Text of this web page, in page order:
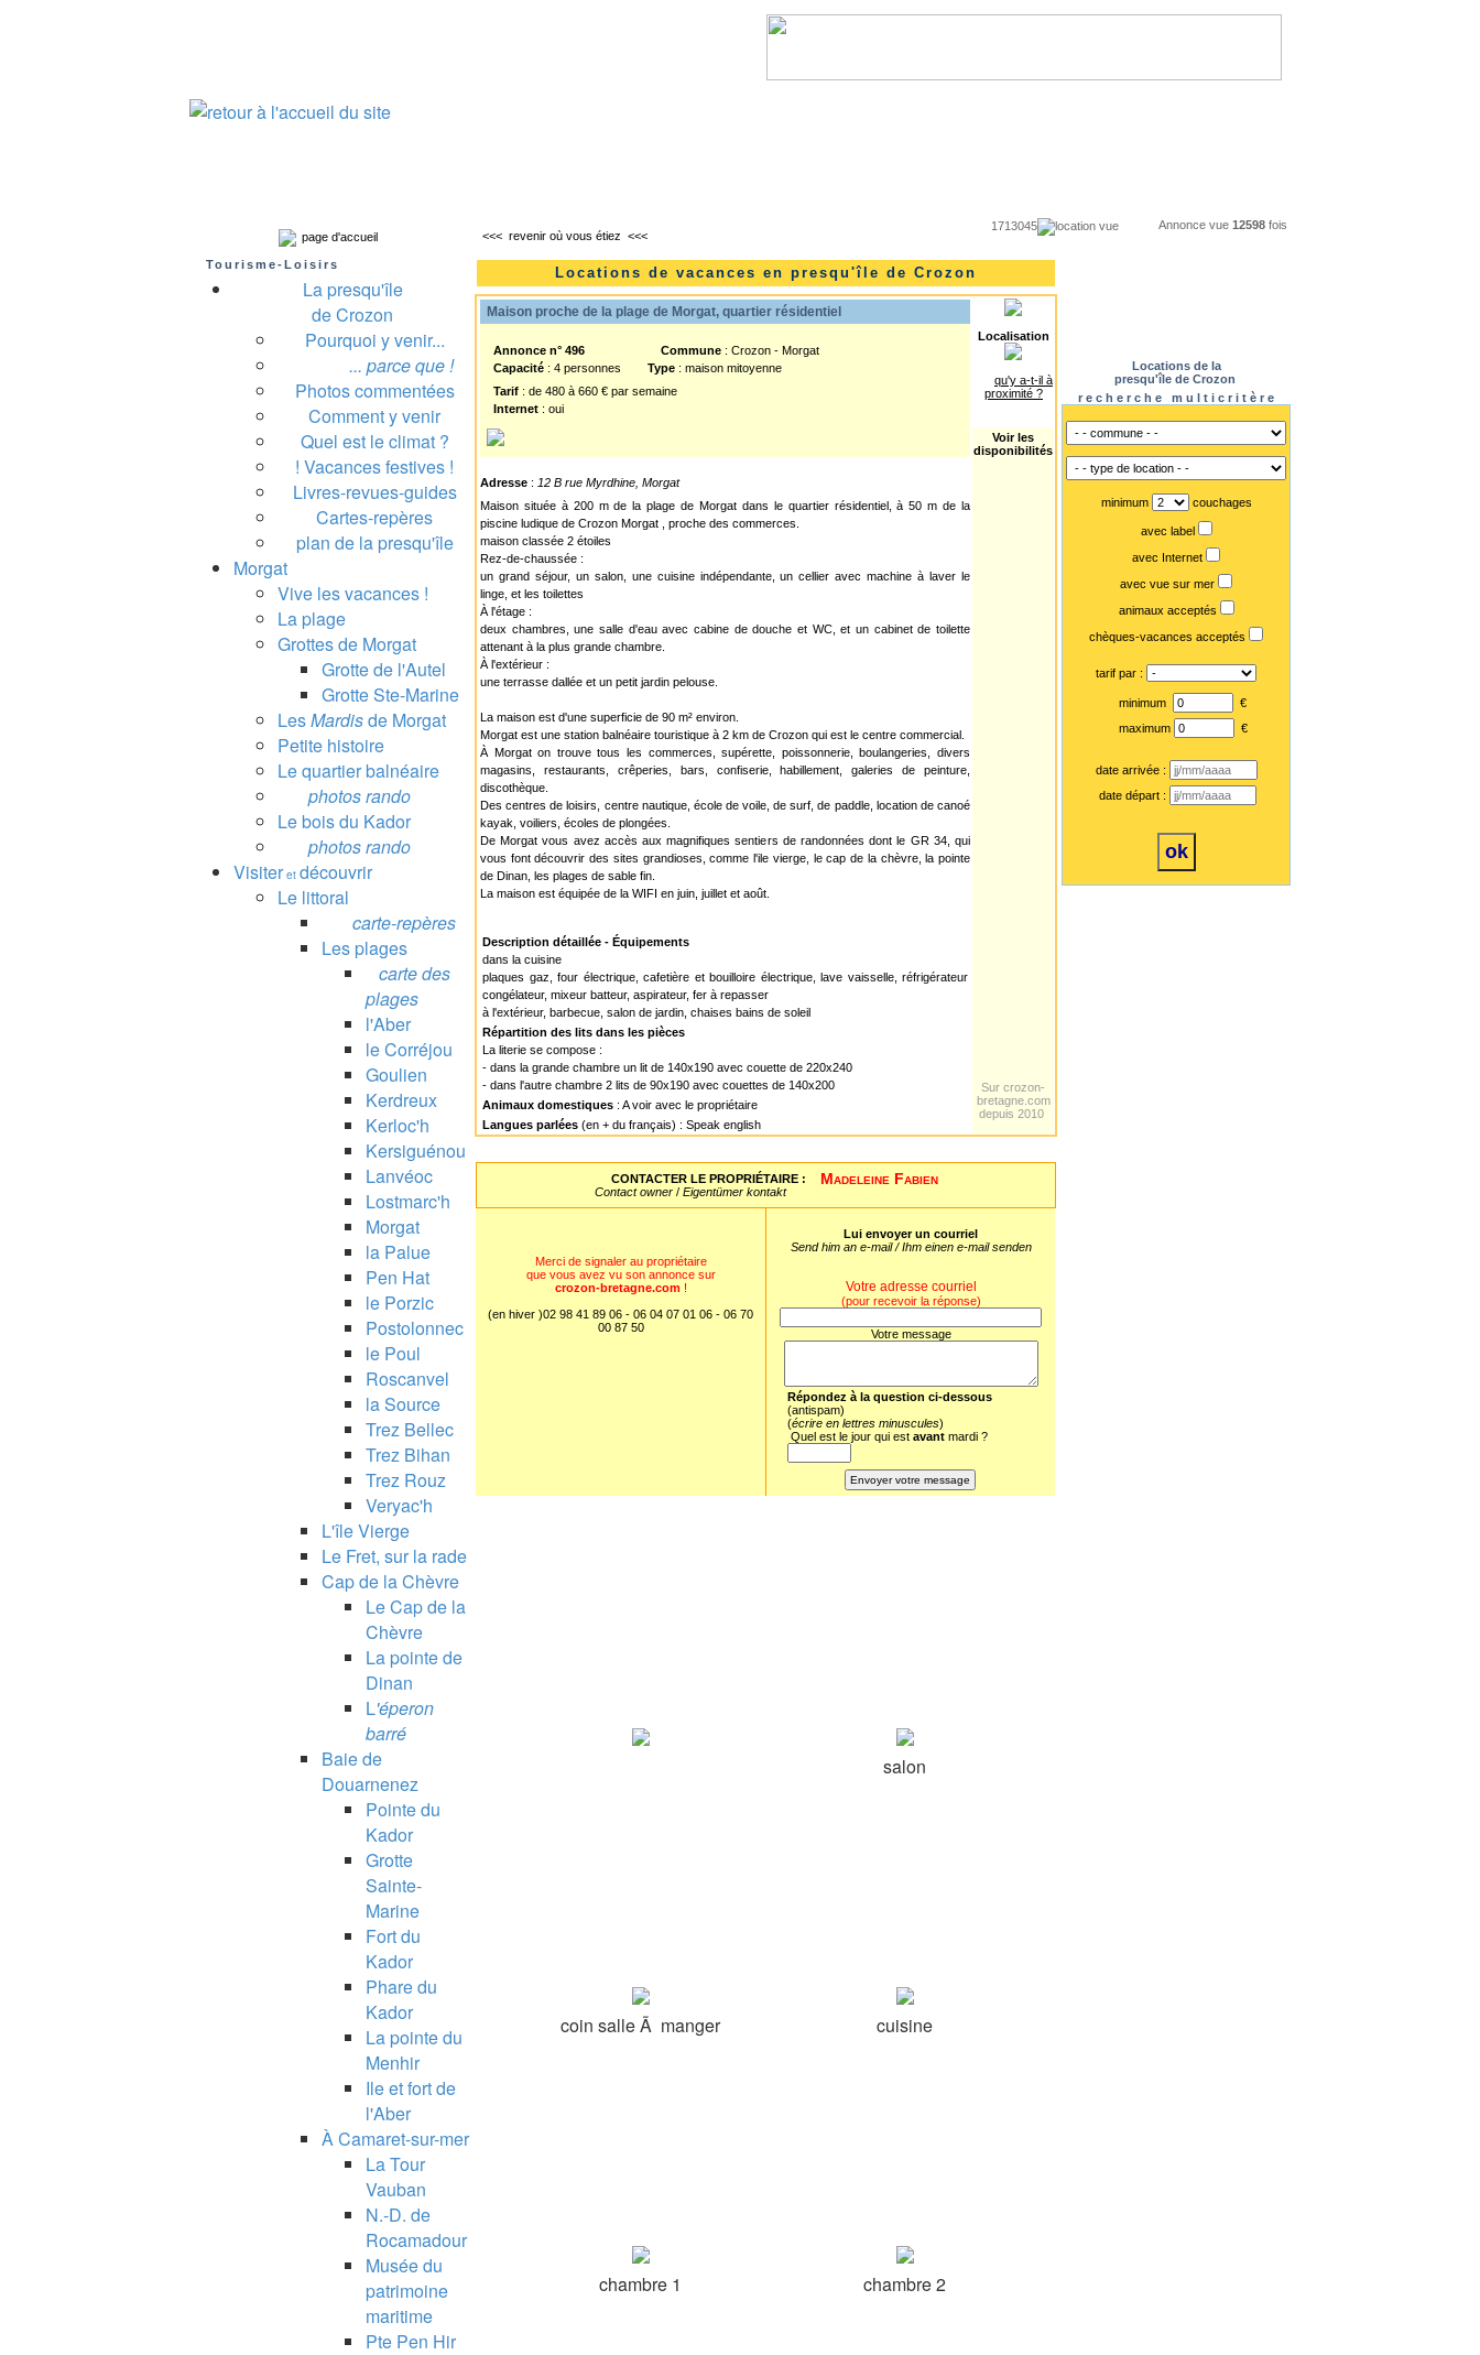
page d'accueil
Tourisme-Loisirs
La presqu'île
de Crozon
Pourquoi y venir...
... parce que !
Photos commentées
Comment y venir
Quel est le climat ?
! Vacances festives !
Livres-revues-guides
Cartes-repères
plan de la presqu'île
Morgat
Vive les vacances !
La plage
Grottes de Morgat
Grotte de l'Autel
Grotte Ste-Marine
LesMardisde Morgat
Petite histoire
Le quartier balnéaire
photos rando
Le bois du Kador
photos rando
Visiter et découvrir
Le littoral
carte-repères
Les plages
carte des
plages
l'Aber
le Corréjou
Goulien
Kerdreux
Kerloc'h
Kersiguénou
Lanvéoc
Lostmarc'h
Morgat
la Palue
Pen Hat
le Porzic
Postolonnec
le Poul
Roscanvel
la Source
Trez Bellec
Trez Bihan
Trez Rouz
Veryac'h
L'île Vierge
Le Fret, sur la rade
Cap de la Chèvre
Le Cap de la
Chèvre
La pointe de
Dinan
L'éperon
barré
Baie de
Douarnenez
Pointe du
Kador
Grotte
Sainte-
Marine
Fort du
Kador
Phare du
Kador
La pointe du
Menhir
Ile et fort de
l'Aber
À Camaret-sur-mer
La Tour
Vauban
N.-D. de
Rocamadour
Musée du
patrimoine
maritime
Pte Pen Hir
<<< revenir où vous étiez <<<
1713045 location vue Annonce vue 12598 fois
Locations de vacances en presqu'île de Crozon
Maison proche de la plage de Morgat, quartier résidentiel
Annonce n° 496 Commune : Crozon - Morgat
Capacité : 4 personnes Type : maison mitoyenne
Tarif : de 480 à 660 € par semaine
Internet : oui
Adresse : 12 B rue Myrdhine, Morgat
Maison située à 200 m de la plage de Morgat dans le quartier résidentiel, à 50 m de la
piscine ludique de Crozon Morgat , proche des commerces.
maison classée 2 étoiles
Rez-de-chaussée :
un grand séjour, un salon, une cuisine indépendante, un cellier avec machine à laver le
linge, et les toilettes
À l'étage :
deux chambres, une salle d'eau avec cabine de douche et WC, et un cabinet de toilette
attenant à la plus grande chambre.
À l'extérieur :
une terrasse dallée et un petit jardin pelouse.
La maison est d'une superficie de 90 m² environ.
Morgat est une station balnéaire touristique à 2 km de Crozon qui est le centre commercial.
À Morgat on trouve tous les commerces, supérette, poissonnerie, boulangeries, divers
magasins, restaurants, crêperies, bars, confiserie, habillement, galeries de peinture,
discothèque.
Des centres de loisirs, centre nautique, école de voile, de surf, de paddle, location de canoé
kayak, voiliers, écoles de plongées.
De Morgat vous avez accès aux magnifiques sentiers de randonnées dont le GR 34, qui
vous font découvrir des sites grandioses, comme l'ile vierge, le cap de la chèvre, la pointe
de Dinan, les plages de sable fin.
La maison est équipée de la WIFI en juin, juillet et août.
Description détaillée - Équipements
dans la cuisine
plaques gaz, four électrique, cafetière et bouilloire électrique, lave vaisselle, réfrigérateur
congélateur, mixeur batteur, aspirateur, fer à repasser
à l'extérieur, barbecue, salon de jardin, chaises bains de soleil
Répartition des lits dans les pièces
La literie se compose :
- dans la grande chambre un lit de 140x190 avec couette de 220x240
- dans l'autre chambre 2 lits de 90x190 avec couettes de 140x200
Animaux domestiques : A voir avec le propriétaire
Langues parlées (en + du français) : Speak english
Localisation
qu'y a-t-il à
proximité ?
Voir les
disponibilités
Sur crozon-
bretagne.com
depuis 2010
CONTACTER LE PROPRIÉTAIRE :
Contact owner/ Eigentümer kontakt
Madeleine Fabien
Merci de signaler au propriétaire
que vous avez vu son annonce sur
crozon-bretagne.com!
(en hiver )02 98 41 89 06 - 06 04 07 01 06 - 06 70
00 87 50
Lui envoyer un courriel
Send him an e-mail / Ihm einen e-mail senden
Votre adresse courriel
(pour recevoir la réponse)
Votre message
Répondez à la question ci-dessous
(antispam)
(écrire en lettres minuscules)
Quel est le jour qui est avant mardi ?
salon
coin salle Ã manger cuisine
chambre 1 chambre 2
Locations de la
presqu'île de Crozon
r e c h e r c h e m u l t i c r i t è r e
minimum couchages
avec label
avec Internet
avec vue sur mer
animaux acceptés
chèques-vacances acceptés
tarif par :
minimum
€
maximum
€
date arrivée :
date départ :